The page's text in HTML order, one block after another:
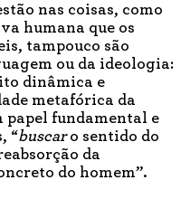
nas coisas, como
humana que os
tampouco são
ou da ideologia:
dinâmica e
metafórica da
papel fundamental e
“buscaro sentido do
da
do homem”.